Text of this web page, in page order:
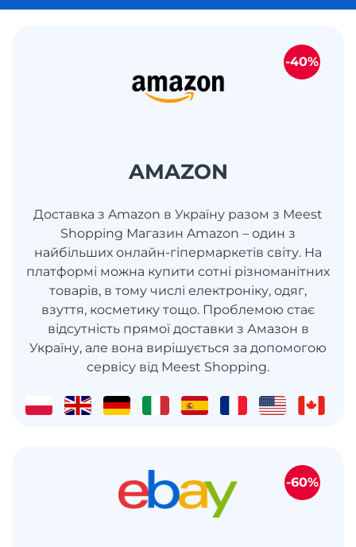
AMAZON
Доставка з Amazon в Україну разом з Meest
Shopping Магазин Amazon – один з
найбільших онлайн-гіпермаркетів світу. На
платформі можна купити сотні різноманітних
товарів, в тому числі електроніку, одяг,
взуття, косметику тощо. Проблемою стає
відсутність прямої доставки з Амазон в
Україну, але вона вирішується за допомогою
сервісу від Meest Shopping.
-40%
-60%